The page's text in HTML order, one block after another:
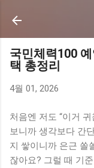
국민체력100
택 총정리
4월 01, 2026
처음엔 저도 “이거
보니까 생각보다 간
지 쌓이니까 은근 쏠
잖아요? 그럴 때 기